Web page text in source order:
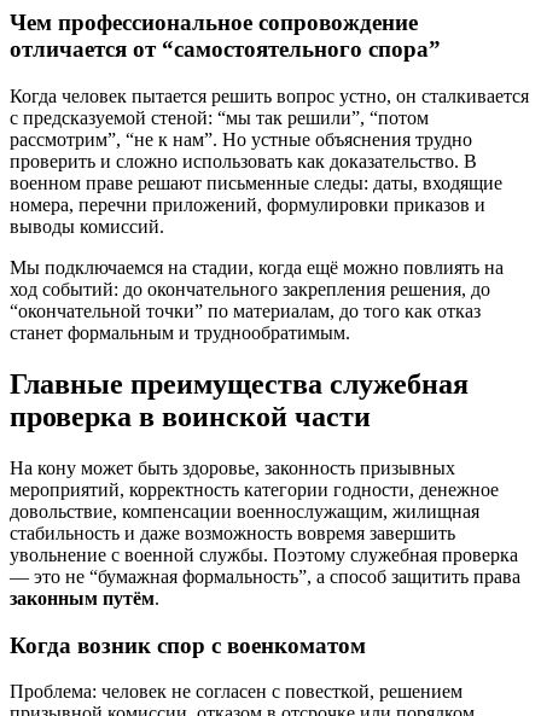
Чем профессиональное сопровождение
отличается от “самостоятельного спора”
Когда человек пытается решить вопрос устно, он сталкивается
с предсказуемой стеной: “мы так решили”, “потом
рассмотрим”, “не к нам”. Но устные объяснения трудно
проверить и сложно использовать как доказательство. В
военном праве решают письменные следы: даты, входящие
номера, перечни приложений, формулировки приказов и
выводы комиссий.
Мы подключаемся на стадии, когда ещё можно повлиять на
ход событий: до окончательного закрепления решения, до
“окончательной точки” по материалам, до того как отказ
станет формальным и труднообратимым.
Главные преимущества служебная
проверка в воинской части
На кону может быть здоровье, законность призывных
мероприятий, корректность категории годности, денежное
довольствие, компенсации военнослужащим, жилищная
стабильность и даже возможность вовремя завершить
увольнение с военной службы. Поэтому служебная проверка
— это не “бумажная формальность”, а способ защитить права
законным путём.
Когда возник спор с военкоматом
Проблема: человек не согласен с повесткой, решением